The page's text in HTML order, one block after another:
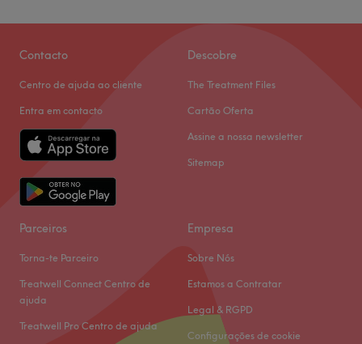
Contacto
Centro de ajuda ao cliente
Entra em contacto
Descobre
The Treatment Files
Cartão Oferta
Assine a nossa newsletter
Sitemap
Parceiros
Torna-te Parceiro
Treatwell Connect Centro de
ajuda
Treatwell Pro Centro de ajuda
Empresa
Sobre Nós
Estamos a Contratar
Legal & RGPD
Configurações de cookie